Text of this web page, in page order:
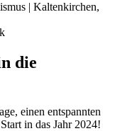
| Kaltenkirchen,
die
einen entspannten
in das Jahr 2024!